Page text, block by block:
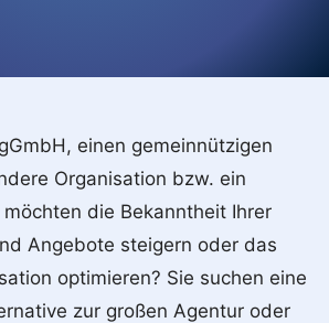
einen gemeinnützigen
Organisation bzw. ein
die Bekanntheit Ihrer
Angebote steigern oder das
optimieren? Sie suchen eine
zur großen Agentur oder